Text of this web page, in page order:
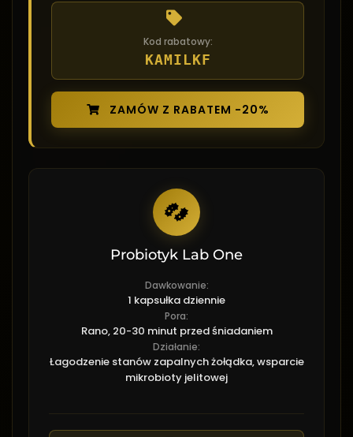
Kod rabatowy:
KAMILKF
ZAMÓW Z RABATEM -20%
Probiotyk Lab One
Dawkowanie:
1 kapsułka dziennie
Pora:
Rano, 20-30 minut przed śniadaniem
Działanie:
Łagodzenie stanów zapalnych żołądka, wsparcie
mikrobioty jelitowej